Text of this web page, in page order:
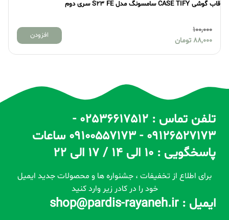
قاب گوشی CASE TIFY سامسونگ مدل S23 FE سری دوم
100,000
88,000 تومان
افزودن
تلفن تماس : 02536617512 -
09126527173 - 09100557173 ساعات
پاسخگویی : 10 الی 14 / 17 الی 22
برای اطلاع از تخفیفات ، جشنواره ها و محصولات جدید ایمیل
خود را در کادر زیر وارد کنید
ایمیل : shop@pardis-rayaneh.ir